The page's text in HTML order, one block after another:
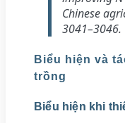
Chinese
3041–3046.
Biểu hiện và
trồng
Biểu hiện khi